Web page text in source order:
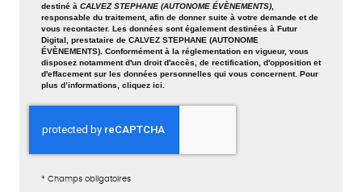
destiné à CALVEZ STEPHANE (AUTONOME ÉVÈNEMENTS),
responsable du traitement, afin de donner suite à votre demande et de
vous recontacter. Les données sont également destinées à Futur
Digital, prestataire de CALVEZ STEPHANE (AUTONOME
ÉVÈNEMENTS). Conformément à la réglementation en vigueur, vous
disposez notamment d'un droit d'accès, de rectification, d'opposition et
d'effacement sur les données personnelles qui vous concernent. Pour
plus d’informations, cliquez ici
* Champs obligatoires